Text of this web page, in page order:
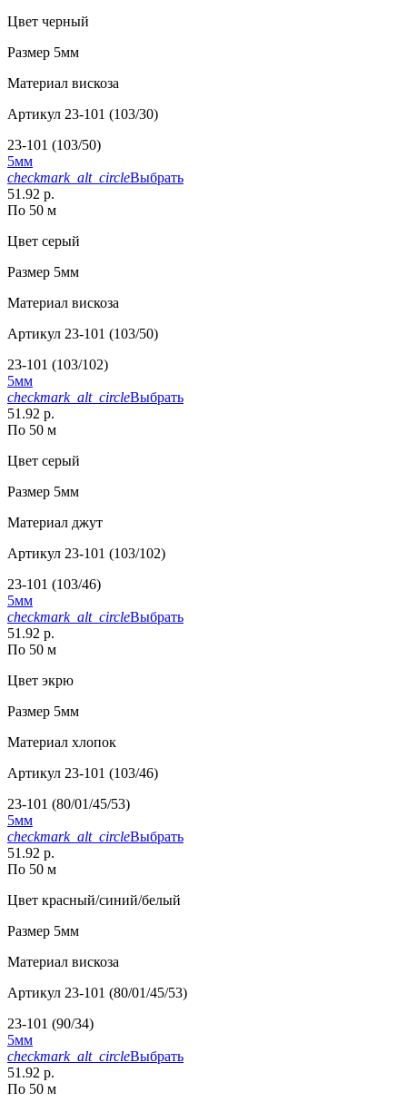
Цвет черный
Размер 5мм
Материал вискоза
Артикул 23-101 (103/30)
23-101 (103/50)
5мм
checkmark_alt_circleВыбрать
51.92 р.
По 50 м
Цвет серый
Размер 5мм
Материал вискоза
Артикул 23-101 (103/50)
23-101 (103/102)
5мм
checkmark_alt_circleВыбрать
51.92 р.
По 50 м
Цвет серый
Размер 5мм
Материал джут
Артикул 23-101 (103/102)
23-101 (103/46)
5мм
checkmark_alt_circleВыбрать
51.92 р.
По 50 м
Цвет экрю
Размер 5мм
Материал хлопок
Артикул 23-101 (103/46)
23-101 (80/01/45/53)
5мм
checkmark_alt_circleВыбрать
51.92 р.
По 50 м
Цвет красный/синий/белый
Размер 5мм
Материал вискоза
Артикул 23-101 (80/01/45/53)
23-101 (90/34)
5мм
checkmark_alt_circleВыбрать
51.92 р.
По 50 м